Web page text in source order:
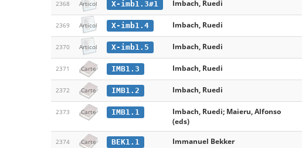
2368 Articol X-imb1.3#1 Imbach, Ruedi
2369 Articol X-imb1.4 Imbach, Ruedi
2370 Articol X-imb1.5 Imbach, Ruedi
2371 Carte IMB1.3 Imbach, Ruedi
2372 Carte IMB1.2 Imbach, Ruedi
2373 Carte IMB1.1
Imbach, Ruedi; Maieru, Alfonso
(eds)
2374 Carte BEK1.1 Immanuel Bekker